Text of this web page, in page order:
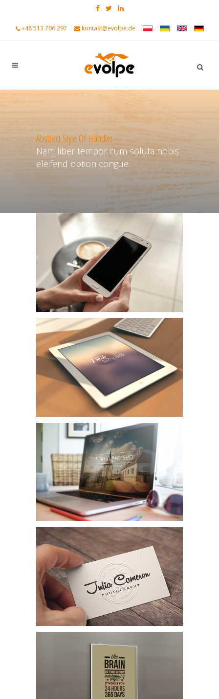
+48 513 706 297 kontakt@evolpe.de
Abstract Style Of Handler
Nam liber tempor cum soluta nobis
eleifend option congue.